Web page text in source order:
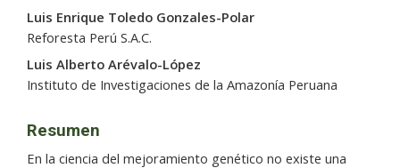
artículo
Luis Enrique Toledo Gonzales-Polar
Reforesta Perú S.A.C.
Luis Alberto Arévalo-López
Instituto de Investigaciones de la Amazonía Peruana
Resumen
En la ciencia del mejoramiento genético no existe una